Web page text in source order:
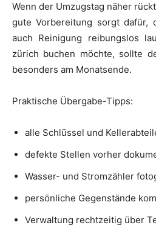
Wenn der Umzugstag näher
gute Vorbereitung sorgt dafür,
auch Reinigung reibungslos
zürich buchen möchte, sollte
besonders am Monatsende.
Praktische Übergabe-Tipps:
alle Schlüssel und
defekte Stellen vorher
Wasser- und Stromzähler
persönliche Gegenstände
Verwaltung rechtzeitig über